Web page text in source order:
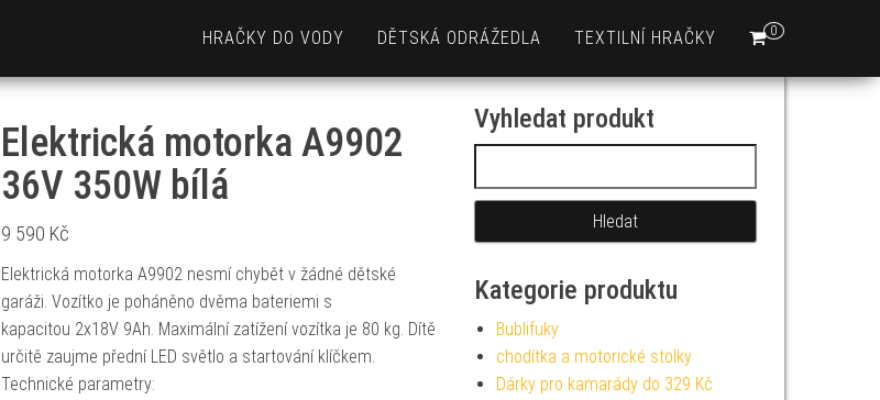
0
HRAČKY DO VODY DĚTSKÁ ODRÁŽEDLA TEXTILNÍ HRAČKY
Elektrická motorka A9902
36V 350W bílá
9 590 Kč
Elektrická motorka A9902 nesmí chybět v žádné dětské
garáži. Vozítko je poháněno dvěma bateriemi s
kapacitou 2x18V 9Ah. Maximální zatížení vozítka je 80 kg. Dítě
určitě zaujme přední LED světlo a startování klíčkem.
Technické parametry:
Vyhledat produkt
Kategorie produktu
Bublifuky
chodítka a motorické stolky
Dárky pro kamarády do 329 Kč